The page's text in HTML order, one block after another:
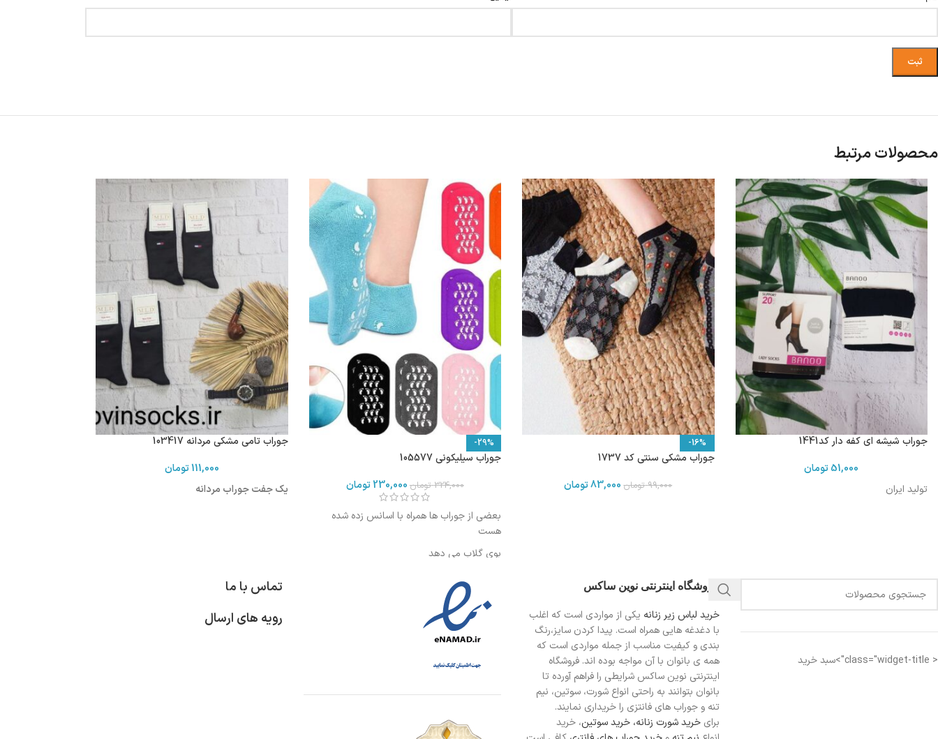
محصولات مرتبط
جوراب شیشه ای کفه دار کد1441
51,000تومان
تولید ایران
-16%
جوراب مشکی سنتی کد 1737
99,000 تومان 83,000تومان
-29%
جوراب سیلیکونی 105577
324,000 تومان 230,000 تومان
بعضی از جوراب ها همراه با اسانس زده شده
هست
بوی گلاب می دهد
جوراب تامی مشکی مردانه 103417
111,000تومان
یک جفت جوراب مردانه
< class="widget-title">سبد خرید
فروشگاه اینترنتی نوین ساکس
خرید لباس زیر زنانه یکی از مواردی است که اغلب
با دغدغه هایی همراه است. پیدا کردن سایز،رنگ
بندی و کیفیت مناسب از جمله مواردی است که
همه ی بانوان با آن مواجه بوده اند. فروشگاه
اینترنتی نوین ساکس شرایطی را فراهم آورده تا
بانوان بتوانند به راحتی انواع شورت، سوتین، نیم
تنه و جوراب های فانتزی را خریداری نمایند.
برای خرید شورت زنانه، خرید سوتین، خرید
تماس با ما
رویه های ارسال